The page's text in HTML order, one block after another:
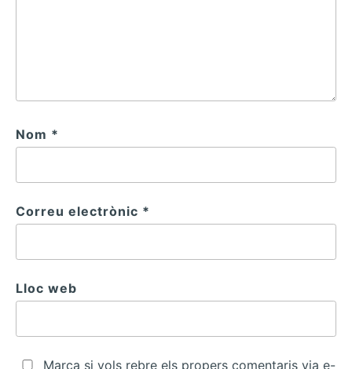
Nom *
Correu electrònic *
Lloc web
Marca si vols rebre els propers comentaris via e-